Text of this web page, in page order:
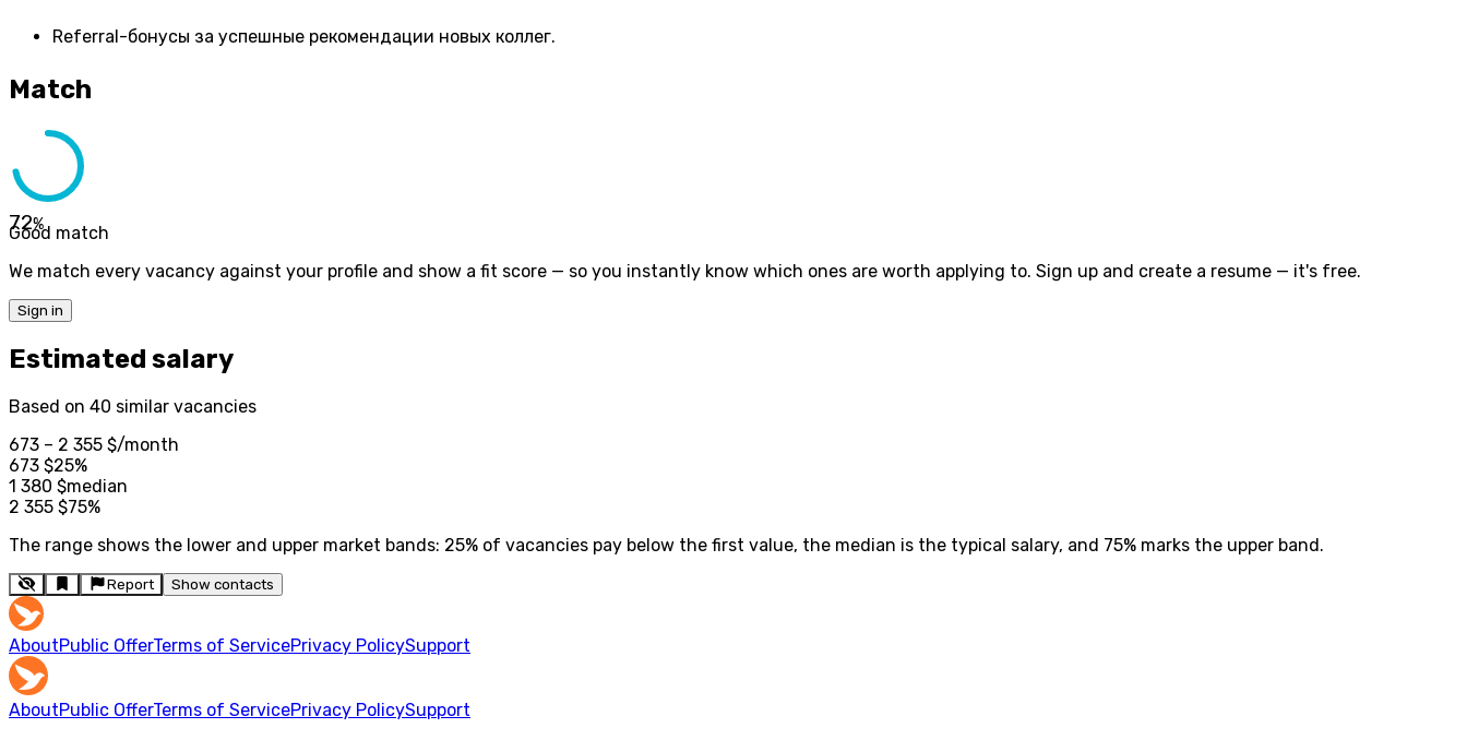
Referral-бонусы за успешные рекомендации новых коллег.
Match
72%
Good match
We match every vacancy against your profile and show a fit score — so you instantly know which ones are worth applying to. Sign up and create a resume — it's free.
Sign in
Estimated salary
Based on 40 similar vacancies
673 – 2 355 $/month
673 $25%
1 380 $median
2 355 $75%
The range shows the lower and upper market bands: 25% of vacancies pay below the first value, the median is the typical salary, and 75% marks the upper band.
Report Show contacts
AboutPublic OfferTerms of ServicePrivacy PolicySupport
AboutPublic OfferTerms of ServicePrivacy PolicySupport